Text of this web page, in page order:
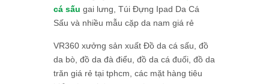
cá sấu gai lưng, Túi Đựng Ipad Da Cá
Sấu và nhiều mẫu cặp da nam giá rẻ
VR360 xưởng sản xuất Đồ da cá sấu, đồ
da bò, đồ da đà điểu, đồ da cá đuối, đồ da
trăn giá rẻ tại tphcm, các mặt hàng tiêu